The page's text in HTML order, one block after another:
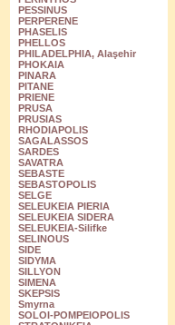
PESSINUS
PERPERENE
PHASELIS
PHELLOS
PHILADELPHIA, Alaşehir
PHOKAIA
PINARA
PITANE
PRIENE
PRUSA
PRUSIAS
RHODIAPOLIS
SAGALASSOS
SARDES
SAVATRA
SEBASTE
SEBASTOPOLIS
SELGE
SELEUKEIA PIERIA
SELEUKEIA SIDERA
SELEUKEIA-Silifke
SELINOUS
SIDE
SIDYMA
SILLYON
SIMENA
SKEPSIS
Smyrna
SOLOI-POMPEIOPOLIS